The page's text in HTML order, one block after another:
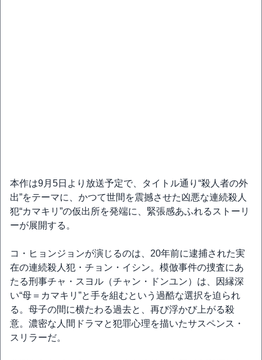
本作は9月5日より放送予定で、タイトル通り“殺人者の外
出”をテーマに、かつて世間を震撼させた凶悪な連続殺人
犯“カマキリ”の仮出所を発端に、緊張感あふれるストーリ
ーが展開する。
コ・ヒョンジョンが演じるのは、20年前に逮捕された実
在の連続殺人犯・チョン・イシン。模倣事件の捜査にあ
たる刑事チャ・スヨル（チャン・ドンユン）は、因縁深
い“母＝カマキリ”と手を組むという過酷な選択を迫られ
る。母子の間に横たわる過去と、再び浮かび上がる殺
意。濃密な人間ドラマと犯罪心理を描いたサスペンス・
スリラーだ。